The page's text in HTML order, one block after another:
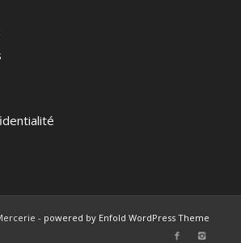
- powered by Enfold WordPress Theme